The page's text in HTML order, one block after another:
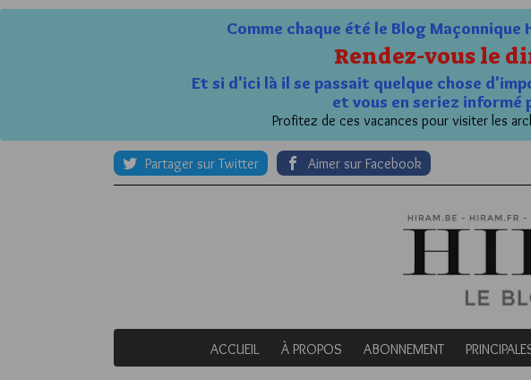
Comme chaque été le Blog
Rendez-vous le
Et si d'ici là il se passait quelque chose
et vous en seriez informé
Profitez de ces vacances pour visiter les
Partager sur Twitter Aimer sur Facebook
ACCUEIL À PROPOS ABONNEMENT